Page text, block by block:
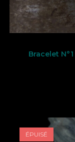
Bracelet
ÉPUISÉ